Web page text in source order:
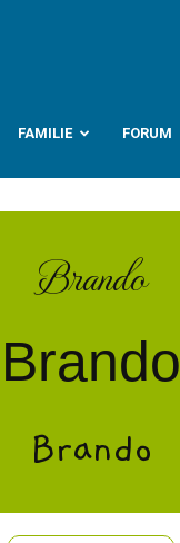
FAMILIE FORUM
Brando
Brando
Brando